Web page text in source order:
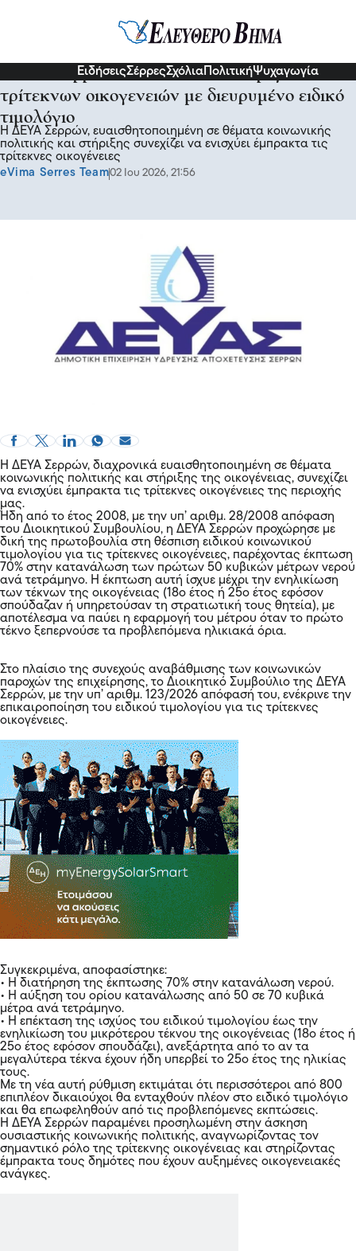
ΕιδήσειςΣέρρεςΣχόλια ΠολιτικήΨυχαγωγία
ΔΕΥΑ Σερρών- Ενισχύεται η στήριξη των
τρίτεκνων οικογενειών με διευρυμένο ειδικό
τιμολόγιο
Η ΔΕΥΑ Σερρών, ευαισθητοποιημένη σε θέματα κοινωνικής
πολιτικής και στήριξης συνεχίζει να ενισχύει έμπρακτα τις
τρίτεκνες οικογένειες
eVima Serres Team02 Ιου 2026, 21:56
Η ΔΕΥΑ Σερρών, διαχρονικά ευαισθητοποιημένη σε θέματα
κοινωνικής πολιτικής και στήριξης της οικογένειας, συνεχίζει
να ενισχύει έμπρακτα τις τρίτεκνες οικογένειες της περιοχής
μας.
Ήδη από το έτος 2008, με την υπ’ αριθμ. 28/2008 απόφαση
του Διοικητικού Συμβουλίου, η ΔΕΥΑ Σερρών προχώρησε με
δική της πρωτοβουλία στη θέσπιση ειδικού κοινωνικού
τιμολογίου για τις τρίτεκνες οικογένειες, παρέχοντας έκπτωση
70% στην κατανάλωση των πρώτων 50 κυβικών μέτρων νερού
ανά τετράμηνο. Η έκπτωση αυτή ίσχυε μέχρι την ενηλικίωση
των τέκνων της οικογένειας (18ο έτος ή 25ο έτος εφόσον
σπούδαζαν ή υπηρετούσαν τη στρατιωτική τους θητεία), με
αποτέλεσμα να παύει η εφαρμογή του μέτρου όταν το πρώτο
τέκνο ξεπερνούσε τα προβλεπόμενα ηλικιακά όρια.
Στο πλαίσιο της συνεχούς αναβάθμισης των κοινωνικών
παροχών της επιχείρησης, το Διοικητικό Συμβούλιο της ΔΕΥΑ
Σερρών, με την υπ’ αριθμ. 123/2026 απόφασή του, ενέκρινε την
επικαιροποίηση του ειδικού τιμολογίου για τις τρίτεκνες
οικογένειες.
Συγκεκριμένα, αποφασίστηκε:
• Η διατήρηση της έκπτωσης 70% στην κατανάλωση νερού.
• Η αύξηση του ορίου κατανάλωσης από 50 σε 70 κυβικά
μέτρα ανά τετράμηνο.
• Η επέκταση της ισχύος του ειδικού τιμολογίου έως την
ενηλικίωση του μικρότερου τέκνου της οικογένειας (18ο έτος ή
25ο έτος εφόσον σπουδάζει), ανεξάρτητα από το αν τα
μεγαλύτερα τέκνα έχουν ήδη υπερβεί το 25ο έτος της ηλικίας
τους.
Με τη νέα αυτή ρύθμιση εκτιμάται ότι περισσότεροι από 800
επιπλέον δικαιούχοι θα ενταχθούν πλέον στο ειδικό τιμολόγιο
και θα επωφεληθούν από τις προβλεπόμενες εκπτώσεις.
Η ΔΕΥΑ Σερρών παραμένει προσηλωμένη στην άσκηση
ουσιαστικής κοινωνικής πολιτικής, αναγνωρίζοντας τον
σημαντικό ρόλο της τρίτεκνης οικογένειας και στηρίζοντας
έμπρακτα τους δημότες που έχουν αυξημένες οικογενειακές
ανάγκες.